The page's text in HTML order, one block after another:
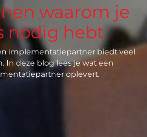
waarom je
nodig hebt
implementatiepartner biedt veel
In deze blog lees je wat een
oplevert.